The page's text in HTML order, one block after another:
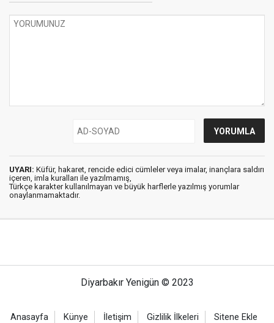
UYARI: Küfür, hakaret, rencide edici cümleler veya imalar, inançlara saldırı
içeren, imla kuralları ile yazılmamış,
Türkçe karakter kullanılmayan ve büyük harflerle yazılmış yorumlar
onaylanmamaktadır.
Diyarbakır Yenigün © 2023
Anasayfa Künye İletişim Gizlilik İlkeleri Sitene Ekle